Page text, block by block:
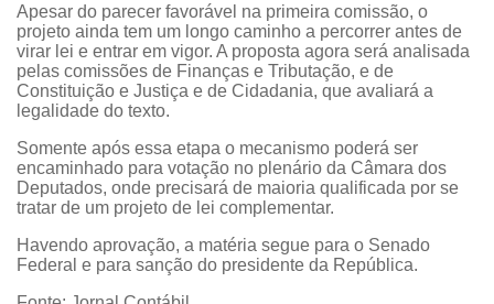
Apesar do parecer favorável na primeira comissão, o
projeto ainda tem um longo caminho a percorrer antes de
virar lei e entrar em vigor. A proposta agora será analisada
pelas comissões de Finanças e Tributação, e de
Constituição e Justiça e de Cidadania, que avaliará a
legalidade do texto.
Somente após essa etapa o mecanismo poderá ser
encaminhado para votação no plenário da Câmara dos
Deputados, onde precisará de maioria qualificada por se
tratar de um projeto de lei complementar.
Havendo aprovação, a matéria segue para o Senado
Federal e para sanção do presidente da República.